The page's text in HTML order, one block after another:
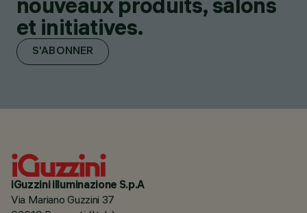
et initiatives.
S'ABONNER
iGuzzini illuminazione S.p.A
Via Mariano Guzzini 37